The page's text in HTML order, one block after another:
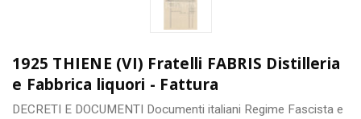
1925 THIENE (VI) Fratelli FABRIS Distilleria
e Fabbrica liquori - Fattura
DECRETI E DOCUMENTI Documenti italiani Regime Fascista e